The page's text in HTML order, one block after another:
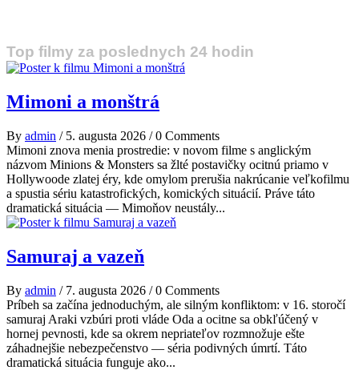
Top filmy za poslednych 24 hodin
Mimoni a monštrá
By admin / 5. augusta 2026 /0 Comments
Mimoni znova menia prostredie: v novom filme s anglickým
názvom Minions & Monsters sa žlté postavičky ocitnú priamo v
Hollywoode zlatej éry, kde omylom prerušia nakrúcanie veľkofilmu
a spustia sériu katastrofických, komických situácií. Práve táto
dramatická situácia — Mimoňov neustály...
Samuraj a vazeň
By admin / 7. augusta 2026 /0 Comments
Príbeh sa začína jednoduchým, ale silným konfliktom: v 16. storočí
samuraj Araki vzbúri proti vláde Oda a ocitne sa obkľúčený v
hornej pevnosti, kde sa okrem nepriateľov rozmnožuje ešte
záhadnejšie nebezpečenstvo — séria podivných úmrtí. Táto
dramatická situácia funguje ako...